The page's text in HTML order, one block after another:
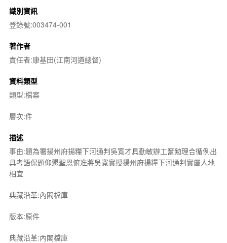
識別資訊
登錄號:003474-001
著作者
責任者:康基田(江南河道總督)
資料類型
類型:檔案
層次:件
描述
事由:題為署揚州府揚糧下河通判吳寬才具勤敏辦工奮勉理合循例出
具考語保題仰懇聖恩俯准將吳寬實授揚州府揚糧下河通判實屬人地
相宜
典藏沿革:內閣檔庫
版本:原件
典藏沿革:內閣檔庫